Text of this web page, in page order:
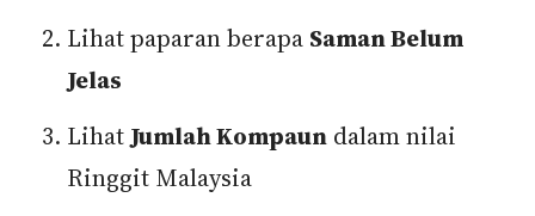
Lihat paparan berapa Saman Belum
Jelas
LihatJumlah Kompaun dalam nilai
Ringgit Malaysia